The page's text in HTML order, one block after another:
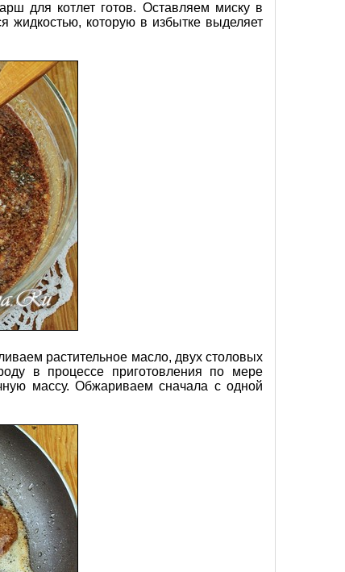
для котлет готов. Оставляем миску в
жидкостью, которую в избытке выделяет
растительное масло, двух столовых
в процессе приготовления по мере
массу. Обжариваем сначала с одной